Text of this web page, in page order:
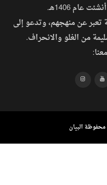
1406هـ.
عن منهجهم، وتدعو إلى
من الغلو والانحراف.